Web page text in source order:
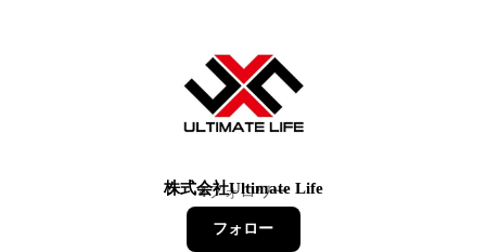
株式会社Ultimate Life
4フォロワー
フォロー